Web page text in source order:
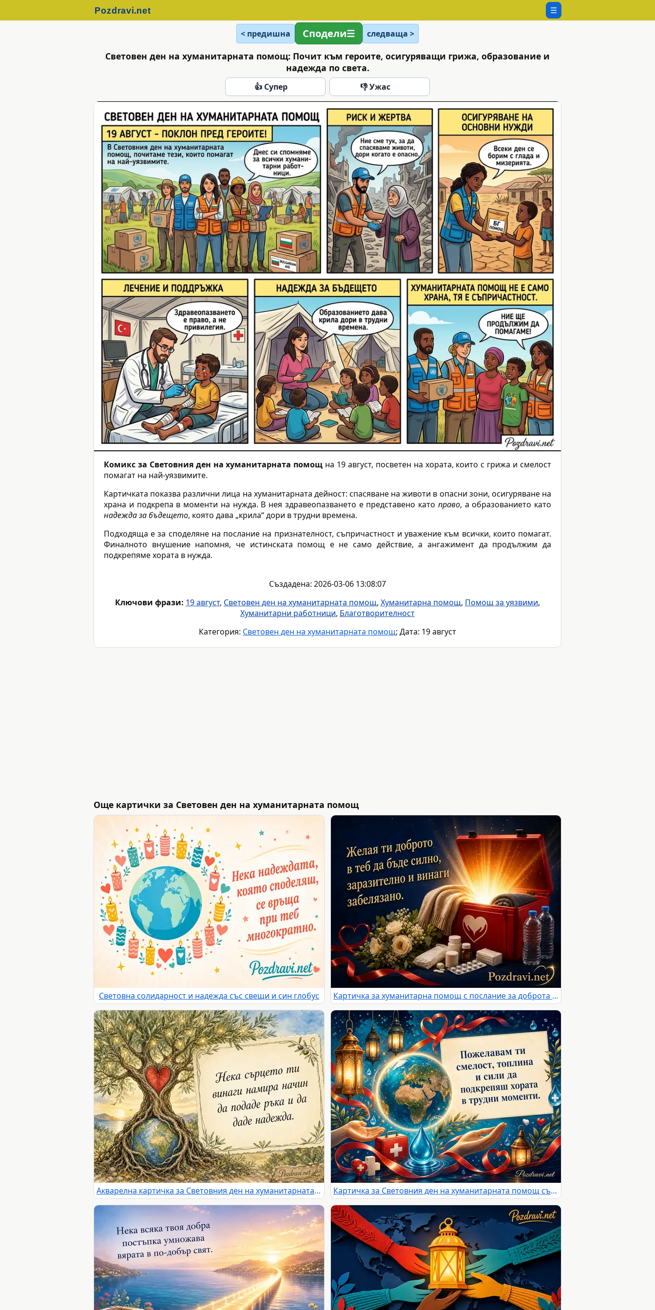
☰
< предишна Сподели следваща >
Световен ден на хуманитарната помощ: Почит към героите, осигуряващи грижа, образование и
надежда по света.
👍 Супер 👎 Ужас
Комикс за Световния ден на хуманитарната помощ на 19 август, посветен на хората, които с грижа и смелост
помагат на най-уязвимите.
Картичката показва различни лица на хуманитарната дейност: спасяване на животи в опасни зони, осигуряване на
храна и подкрепа в моменти на нужда. В нея здравеопазването е представено като право, а образованието като
надежда за бъдещето, която дава „крила“ дори в трудни времена.
Подходяща е за споделяне на послание на признателност, съпричастност и уважение към всички, които помагат.
Финалното внушение напомня, че истинската помощ е не само действие, а ангажимент да продължим да
подкрепяме хората в нужда.
Създадена: 2026-03-06 13:08:07
Ключови фрази: 19 август, Световен ден на хуманитарната помощ, Хуманитарна помощ, Помощ за уязвими,
Хуманитарни работници, Благотворителност
Категория: Световен ден на хуманитарната помощ; Дата: 19 август
Още картички за Световен ден на хуманитарната помощ
Световна солидарност и надежда със свещи и син глобус Картичка за хуманитарна помощ с послание за доброта и съпричастност
Акварелна картичка за Световния ден на хуманитарната помощ с послание за надежда Картичка за Световния ден на хуманитарната помощ със символи на солидарност